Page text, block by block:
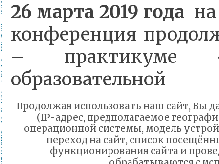
26 марта 2019 года
конференция
– практикуме
формируемой
образовательных
реализации
Продолжая использовать наш сайт, Вы
(IP-адрес, предполагаемое
операционной системы, модель
переход на сайт, список
функционирования сайта и